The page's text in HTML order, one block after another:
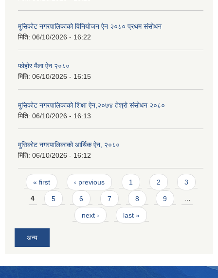
मुसिकोट नगरपालिकाको विनियोजन ऐन २०८० प्रथम संसोधन
मिति: 06/10/2026 - 16:22
फोहोर मैला ऐन २०८०
मिति: 06/10/2026 - 16:15
मुसिकोट नगरपालिकाको शिक्षा ऐन,२०७४ तेश्रो संसोधन २०८०
मिति: 06/10/2026 - 16:13
मुसिकोट नगरपालिकाको आर्थिक ऐन, २०८०
मिति: 06/10/2026 - 16:12
Pages
« first ‹ previous 1 2 3
4 5 6 7 8 9 …
next › last »
अन्य